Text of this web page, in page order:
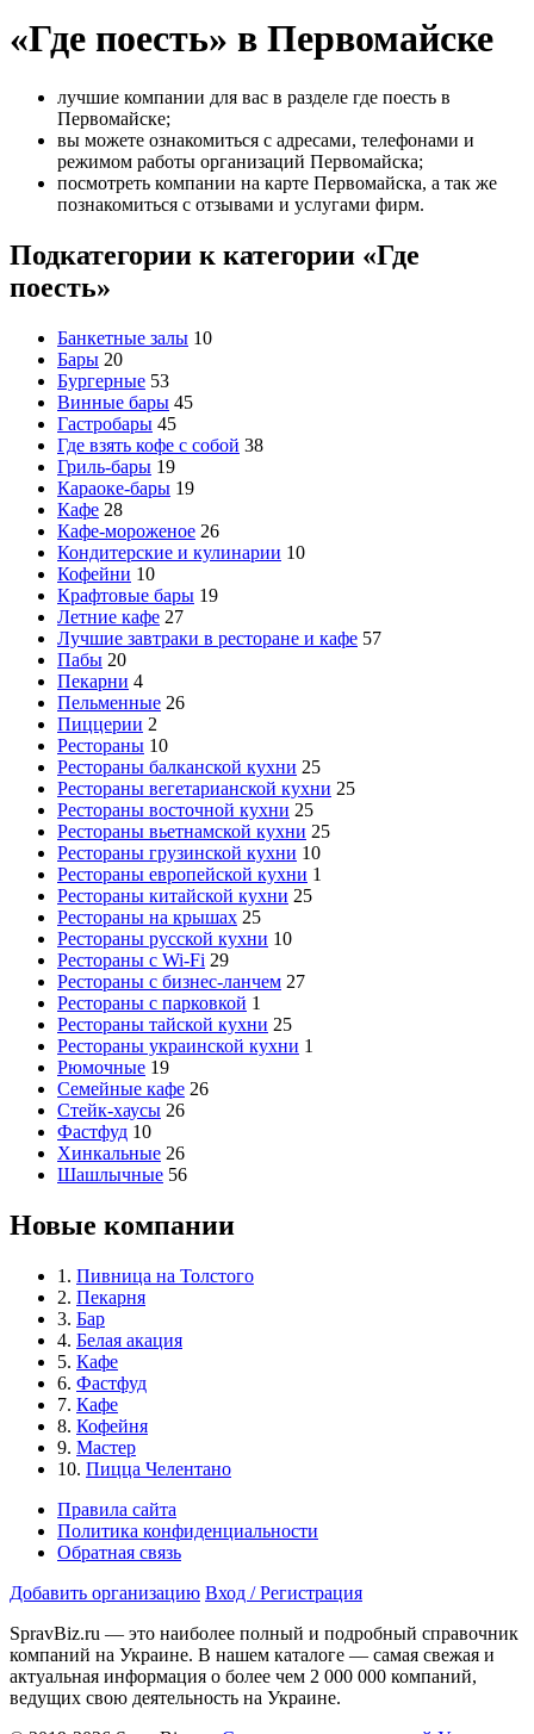
«Где поесть» в Первомайске
лучшие компании для вас в разделе где поесть в
Первомайске;
вы можете ознакомиться с адресами, телефонами и
режимом работы организаций Первомайска;
посмотреть компании на карте Первомайска, а так же
познакомиться с отзывами и услугами фирм.
Подкатегории к категории «Где
поесть»
Банкетные залы 10
Бары 20
Бургерные 53
Винные бары 45
Гастробары 45
Где взять кофе с собой 38
Гриль-бары 19
Караоке-бары 19
Кафе 28
Кафе-мороженое 26
Кондитерские и кулинарии 10
Кофейни 10
Крафтовые бары 19
Летние кафе 27
Лучшие завтраки в ресторане и кафе 57
Пабы 20
Пекарни 4
Пельменные 26
Пиццерии 2
Рестораны 10
Рестораны балканской кухни 25
Рестораны вегетарианской кухни 25
Рестораны восточной кухни 25
Рестораны вьетнамской кухни 25
Рестораны грузинской кухни 10
Рестораны европейской кухни 1
Рестораны китайской кухни 25
Рестораны на крышах 25
Рестораны русской кухни 10
Рестораны с Wi-Fi 29
Рестораны с бизнес-ланчем 27
Рестораны с парковкой 1
Рестораны тайской кухни 25
Рестораны украинской кухни 1
Рюмочные 19
Семейные кафе 26
Стейк-хаусы 26
Фастфуд 10
Хинкальные 26
Шашлычные 56
Новые компании
1. Пивница на Толстого
2. Пекарня
3. Бар
4. Белая акация
5. Кафе
6. Фастфуд
7. Кафе
8. Кофейня
9. Мастер
10. Пицца Челентано
Правила сайта
Политика конфиденциальности
Обратная связь
Добавить организацию Вход / Регистрация
SpravBiz.ru — это наиболее полный и подробный справочник
компаний на Украине. В нашем каталоге — самая свежая и
актуальная информация о более чем 2 000 000 компаний,
ведущих свою деятельность на Украине.